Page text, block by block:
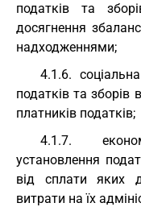
податків та
досягнення
надходженнями;
4.1.6.
податків та зборів
платників податків;
4.1.7.
установлення
від сплати яких
витрати на їх